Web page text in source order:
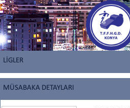
LİGLER
MÜSABAKA DETAYLARI